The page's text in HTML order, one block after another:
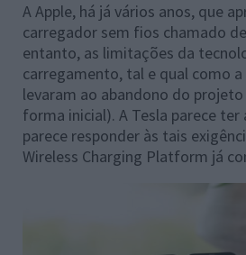
A Apple, há já vários anos, que
carregador sem fios chamado
entanto, as limitações da
carregamento, tal e qual como a
levaram ao abandono do
forma inicial). A Tesla parece ter
parece responder às tais
Wireless Charging Platform já